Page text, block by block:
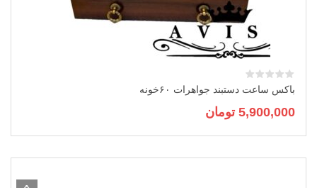
باکس ساعت دستبند جواهرات ۶۰خونه
5,900,000 تومان